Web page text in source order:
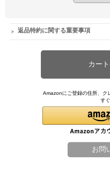
返品特約に関する重要事項
Amazonにご登録の住所、ク
す